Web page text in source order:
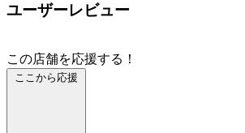
ユーザーレビュー
この店舗を応援する！
ここから応援